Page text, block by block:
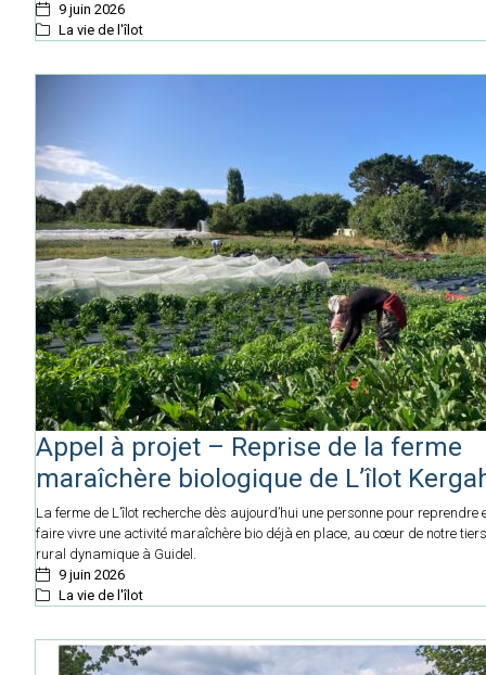
9 juin 2026
La vie de l'îlot
Appel à projet – Reprise de la ferme
maraîchère biologique de L’îlot
La ferme de L’îlot recherche dès aujourd’hui une personne pour reprendre
faire vivre une activité maraîchère bio déjà en place, au cœur de notre
rural dynamique à Guidel.
9 juin 2026
La vie de l'îlot